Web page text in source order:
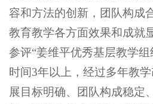
容和方法的创新，团队构成
教育教学各方面效果和成就
参评“姜维平优秀基层教学
时间3年以上，经过多年教
展目标明确、团队构成稳定